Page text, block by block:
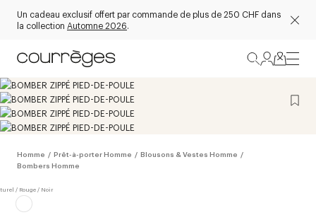
Un cadeau exclusif offert par commande de plus de 250 CHF dans
la collection Automne 2026.
Homme / Prêt-à-porter Homme / Blousons & Vestes Homme /
Bombers Homme